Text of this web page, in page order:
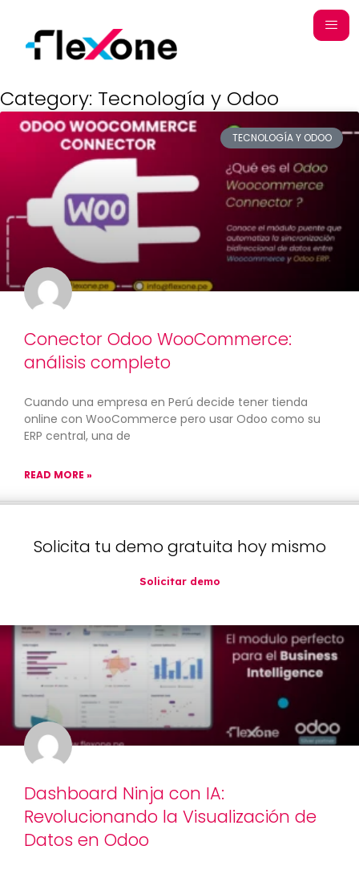
Category: Tecnología y Odoo
TECNOLOGÍA Y ODOO
Conector Odoo WooCommerce:
análisis completo
Cuando una empresa en Perú decide tener tienda
online con WooCommerce pero usar Odoo como su
ERP central, una de
READ MORE »
Dashboard Ninja con IA:
Revolucionando la Visualización de
Datos en Odoo
Solicita tu demo gratuita hoy mismo
Solicitar demo